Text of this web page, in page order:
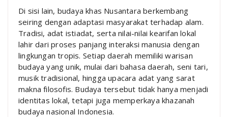
Di sisi lain, budaya khas Nusantara berkembang
seiring dengan adaptasi masyarakat terhadap alam.
Tradisi, adat istiadat, serta nilai-nilai kearifan lokal
lahir dari proses panjang interaksi manusia dengan
lingkungan tropis. Setiap daerah memiliki warisan
budaya yang unik, mulai dari bahasa daerah, seni tari,
musik tradisional, hingga upacara adat yang sarat
makna filosofis. Budaya tersebut tidak hanya menjadi
identitas lokal, tetapi juga memperkaya khazanah
budaya nasional Indonesia.